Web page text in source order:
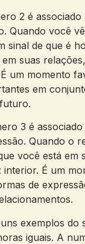
2 é associado
Quando você
sinal de que é
suas
um momento
em
3 é associado
Quando o
você está em
interior. É um
de
exemplos do
iguais. A